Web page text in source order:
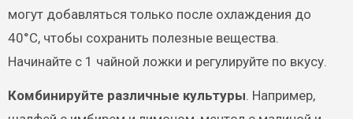
могут добавляться только после охлаждения до
40°C, чтобы сохранить полезные вещества.
Начинайте с 1 чайной ложки и регулируйте по вкусу.
Комбинируйте различные культуры. Например,